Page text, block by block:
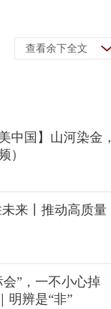
查看余下全文
中国】山河染金，
）
来丨推动高质量
”，一不小心掉
明辨是“非”